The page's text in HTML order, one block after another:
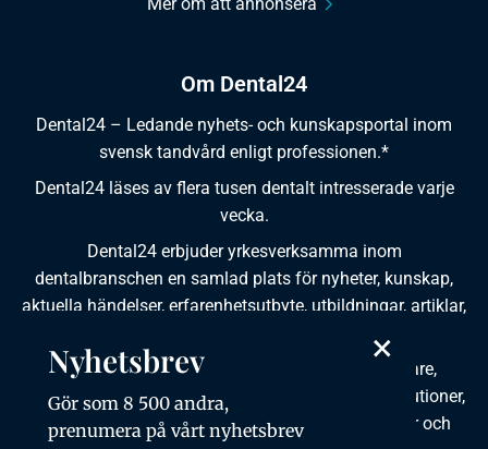
Om Dental24
Dental24 – Ledande nyhets- och kunskapsportal inom
svensk tandvård enligt professionen.*
Dental24 läses av flera tusen dentalt intresserade varje
vecka.
Dental24 erbjuder yrkesverksamma inom
dentalbranschen en samlad plats för nyheter, kunskap,
aktuella händelser, erfarenhetsutbyte, utbildningar, artiklar,
Dental24 produceras i samverkan med tandläkare,
tandhygienister, tandsköterskor, tandtekniker, institutioner,
kursgivare, föreningar, organisationer, leverantörer och
×
Nyhetsbrev
Gör som 8 500 andra,
prenumera på vårt nyhetsbrev